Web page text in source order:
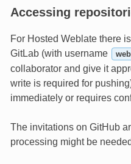
Accessing
For Hosted Weblate there
GitLab (with username
collaborator and give it
write is required for
immediately or requires
The invitations on GitHub
processing might be